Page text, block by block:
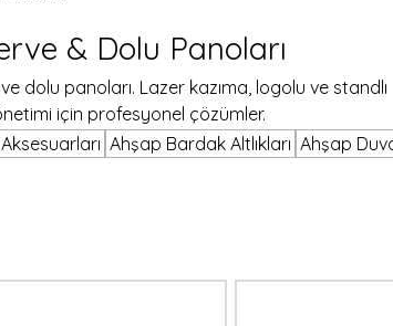
& Dolu Panoları
dolu panoları. Lazer kazıma, logolu ve standlı
için profesyonel çözümler.
Ahşap Bardak Altlıkları Ahşap